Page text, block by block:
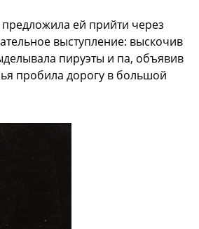
ей прийти через
выступление: выскочив
пируэты и па, объявив
пробила дорогу в большой